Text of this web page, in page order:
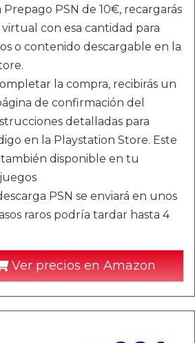
PSN de 10€, recargarás
con esa cantidad para
o contenido descargable en la
la compra, recibirás un
de confirmación del
detalladas para
en la Playstation Store. Este
disponible en tu
PSN se enviará en unos
raros podría tardar hasta 4
Ver precios en Amazon